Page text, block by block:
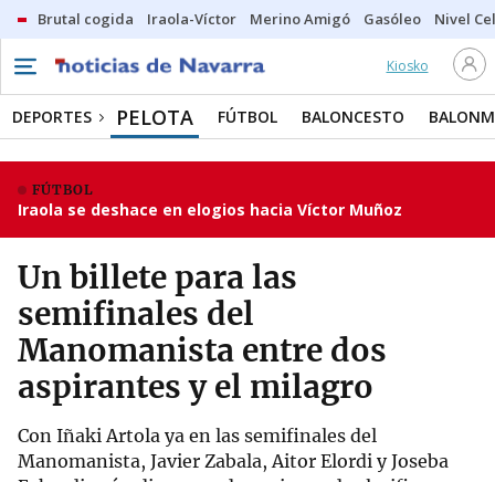
Brutal cogida Iraola-Víctor Merino Amigó Gasóleo Nivel
Kiosko
DEPORTES PELOTA FÚTBOL BALONCESTO
FÚTBOL
Iraola se deshace en elogios hacia Víctor Muñoz
Un billete para las
semifinales del
Manomanista entre dos
aspirantes y el milagro
Con Iñaki Artola ya en las semifinales del
Manomanista, Javier Zabala, Aitor Elordi y Joseba